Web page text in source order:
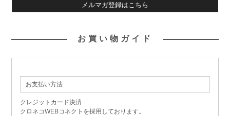
メルマガ登録はこちら
お買い物ガイド
お支払い方法
クレジットカード決済
クロネコWEBコネクトを採用しております。